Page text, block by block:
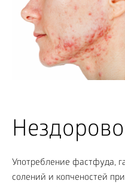
Употребление фастфуда,
солений и копченостей